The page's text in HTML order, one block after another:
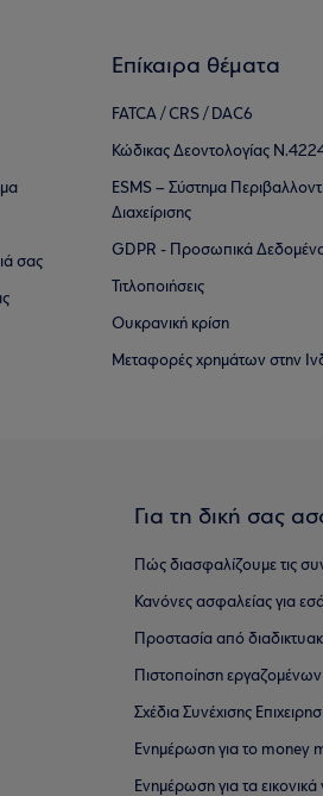
σας
Επίκαιρα θέματα
FATCA / CRS / DAC6
Κώδικας Δεοντολογίας
ESMS – Σύστημα
Διαχείρισης
GDPR - Προσωπικά
Τιτλοποιήσεις
Ουκρανική κρίση
Μεταφορές χρημάτων στην
Για τη δική σας
Πώς διασφαλίζουμε τις
Κανόνες ασφαλείας για
Προστασία από
Πιστοποίηση
Σχέδια Συνέχισης
Ενημέρωση για το money
Ενημέρωση για τα